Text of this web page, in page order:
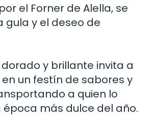
el Forner de Alella, se
gula y el deseo de
y brillante invita a
un festín de sabores y
a quien lo
más dulce del año.